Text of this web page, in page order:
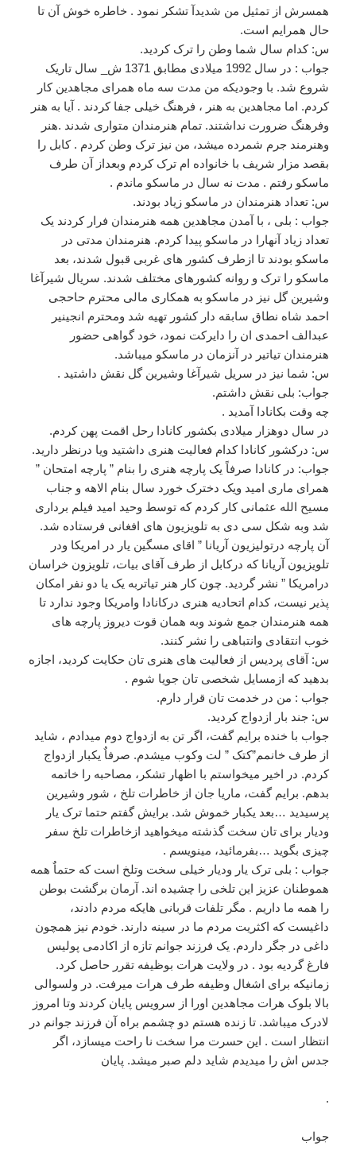
همسرش از تمثیل من شدیدآ تشکر نمود . خاطره خوش آن تا
حال همرایم است.
س: کدام سال شما وطن را ترک کردید.
جواب : در سال 1992 میلادی مطابق 1371 ش_ سال تاریک
شروع شد. با وجودیکه من مدت سه ماه همرای مجاهدین کار
کردم. اما مجاهدین به هنر ، فرهنگ خیلی جفا کردند . آیا به هنر
وفرهنگ ضرورت نداشتند. تمام هنرمندان متواری شدند .هنر
وهنرمند جرم شمرده میشد، من نیز ترک وطن کردم . کابل را
بقصد مزار شریف با خانواده ام ترک کردم وبعداز آن طرف
ماسکو رفتم . مدت نه سال در ماسکو ماندم .
س: تعداد هنرمندان در ماسکو زیاد بودند.
جواب : بلی ، با آمدن مجاهدین همه هنرمندان فرار کردند یک
تعداد زیاد آنهارا در ماسکو پیدا کردم. هنرمندان مدتی در
ماسکو بودند تا ازطرف کشور های غربی قبول شدند، بعد
ماسکو را ترک و روانه کشورهای مختلف شدند. سریال شیرآغا
وشیرین گل نیز در ماسکو به همکاری مالی محترم حاحجی
احمد شاه نطاق سابقه دار کشور تهیه شد ومحترم انجینیر
عبدالف احمدی ان را دایرکت نمود، خود گواهی حضور
هنرمندان تیاتیر در آنزمان در ماسکو میباشد.
س: شما نیز در سریل شیرآغا وشیرین گل نقش داشتید .
جواب: بلی نقش داشتم.
چه وقت بکانادا آمدید .
در سال دوهزار میلادی بکشور کانادا رحل اقمت پهن کردم.
س: درکشور کانادا کدام فعالیت هنری داشتید ویا درنظر دارید.
جواب: در کانادا صرفاً یک پارچه هنری را بنام ” پارچه امتحان ”
همرای ماری امید ویک دخترک خورد سال بنام الاهه و جناب
مسیح الله عثمانی کار کردم که توسط وحید امید فیلم برداری
شد وبه شکل سی دی به تلویزیون های افغانی فرستاده شد.
آن پارچه درتولیزیون آریانا ” اقای مسگین یار در امریکا ودر
تلویزیون آریانا که درکابل از طرف آقای بیات، تلویزون خراسان
درامریکا ” نشر گردید. چون کار هنر تیاتربه یک یا دو نفر امکان
پذیر نیست، کدام اتحادیه هنری درکانادا وامریکا وجود ندارد تا
همه هنرمندان جمع شوند وبه همان قوت دیروز پارچه های
خوب انتقادی وانتباهی را نشر کنند.
س: آقای پردیس از فعالیت های هنری تان حکایت کردید، اجازه
بدهید که ازمسایل شخصی تان جویا شوم .
جواب : من در خدمت تان قرار دارم.
س: جند بار ازدواج کردید.
جواب با خنده برایم گفت، اگر تن به ازدواج دوم میدادم ، شاید
از طرف خانمم”کتک ” لت وکوب میشدم. صرفاٌ یکبار ازدواج
کردم. در اخیر میخواستم با اظهار تشکر، مصاحبه را خاتمه
بدهم. برایم گفت، ماریا جان از خاطرات تلخ ، شور وشیرین
پرسیدید …بعد یکبار خموش شد. برایش گفتم حتما ترک یار
ودیار برای تان سخت گذشته میخواهید ازخاطرات تلخ سفر
چیزی بگوید …بفرمائید، مینویسم .
جواب : بلی ترک یار ودیار خیلی سخت وتلخ است که حتماٌ همه
هموطنان عزیز این تلخی را چشیده اند. آرمان برگشت بوطن
را همه ما داریم . مگر تلفات قربانی هایکه مردم دادند،
داغیست که اکثریت مردم ما در سینه دارند. خودم نیز همچون
داغی در جگر داردم. یک فرزند جوانم تازه از اکادمی پولیس
فارغ گردیه بود . در ولایت هرات بوظیفه تقرر حاصل کرد.
زمانیکه برای اشغال وظیفه طرف هرات میرفت. در ولسوالی
بالا بلوک هرات مجاهدین اورا از سرویس پایان کردند وتا امروز
لادرک میباشد. تا زنده هستم دو چشمم براه آن فرزند جوانم در
انتظار است . این حسرت مرا سخت نا راحت میسازد، اگر
جدس اش را میدیدم شاید دلم صبر میشد. پایان
.
جواب